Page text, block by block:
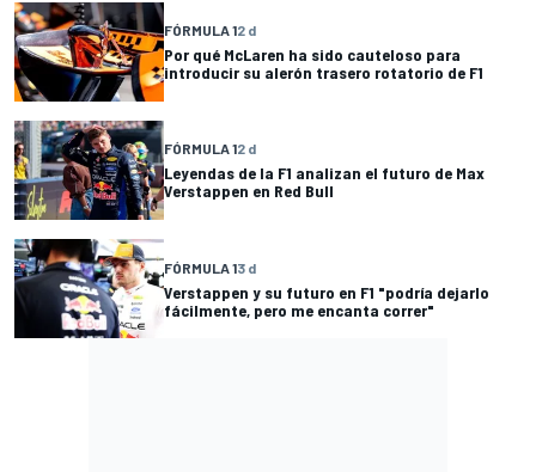
FÓRMULA 12 d
Por qué McLaren ha sido cauteloso para
introducir su alerón trasero rotatorio de F1
FÓRMULA 12 d
Leyendas de la F1 analizan el futuro de Max
Verstappen en Red Bull
FÓRMULA 13 d
Verstappen y su futuro en F1 "podría dejarlo
fácilmente, pero me encanta correr"